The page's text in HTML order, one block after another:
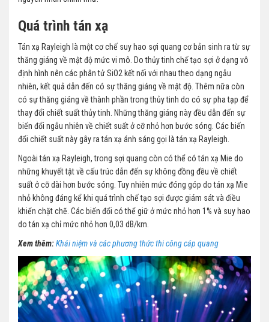
Quá trình tán xạ
Tán xạ Rayleigh là một cơ chế suy hao sợi quang cơ bản sinh ra từ sự
thăng giáng về mật độ mức vi mô. Do thủy tinh chế tạo sợi ở dạng vô
định hình nên các phân tử SiO2 kết nối với nhau theo dạng ngẫu
nhiên, kết quả dẫn đến có sự thăng giáng về mật độ. Thêm nữa còn
có sự thăng giáng về thành phần trong thủy tinh do có sự pha tạp để
thay đổi chiết suất thủy tinh. Những thăng giáng này đều dẫn đến sự
biến đổi ngẫu nhiên về chiết suất ở cỡ nhỏ hơn bước sóng. Các biến
đổi chiết suất này gây ra tán xạ ánh sáng gọi là tán xạ Rayleigh.
Ngoài tán xạ Rayleigh, trong sợi quang còn có thể có tán xạ Mie do
những khuyết tật về cấu trúc dẫn đến sự không đồng đều về chiết
suất ở cỡ dài hơn bước sóng. Tuy nhiên mức đóng góp do tán xạ Mie
nhỏ không đáng kể khi quá trình chế tạo sợi được giám sát và điều
khiển chặt chẽ. Các biến đổi có thể giữ ở mức nhỏ hơn 1% và suy hao
do tán xạ chỉ mức nhỏ hơn 0,03 dB/km.
Xem thêm:Khái niệm và các phương thức thi công cáp quang